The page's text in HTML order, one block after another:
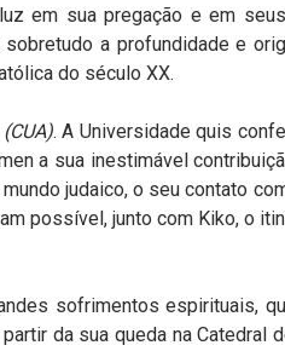
em sua pregação e em
a profundidade e
do século XX.
. A Universidade quis
a sua inestimável
judaico, o seu contato
possível, junto com Kiko, o
sofrimentos espirituais,
da sua queda na Catedral